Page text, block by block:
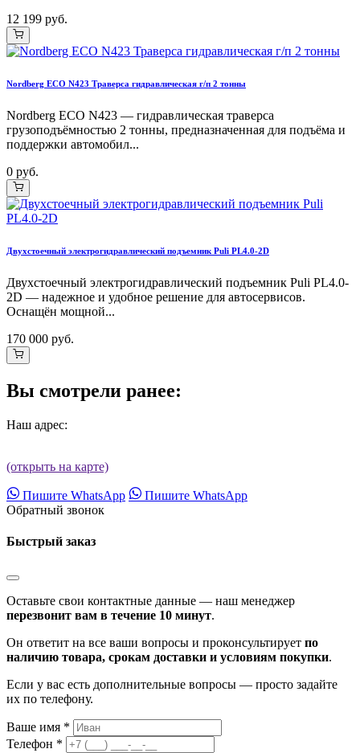
12 199 руб.
Nordberg ECO N423 Траверса гидравлическая г/п 2 тонны
Nordberg ECO N423 — гидравлическая траверса
грузоподъёмностью 2 тонны, предназначенная для подъёма и
поддержки автомобил...
0 руб.
Двухстоечный электрогидравлический подъемник Puli PL4.0-2D
Двухстоечный электрогидравлический подъемник Puli PL4.0-
2D — надежное и удобное решение для автосервисов.
Оснащён мощной...
170 000 руб.
Вы смотрели ранее:
Наш адрес:
(открыть на карте)
Пишите WhatsApp
Пишите WhatsApp
Обратный звонок
Быстрый заказ
Оставьте свои контактные данные — наш менеджер
перезвонит вам в течение 10 минут.
Он ответит на все ваши вопросы и проконсультирует по
наличию товара, срокам доставки и условиям покупки.
Если у вас есть дополнительные вопросы — просто задайте
их по телефону.
Ваше имя *
Телефон *